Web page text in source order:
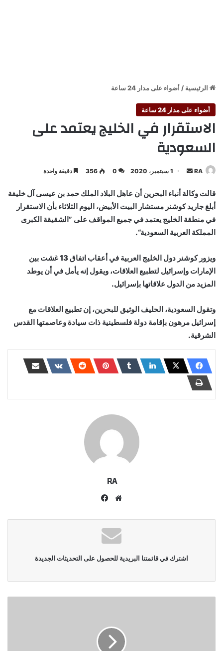
الرئيسية / أضواء على مدار 24 ساعة
أضواء على مدار 24 ساعة
الاستقرار في الخليج يعتمد على
السعودية
RA
أرسل
إلكترونيا
1 سبتمبر، 2020 0
356 دقيقة واحدة
قالت وكالة أنباء البحرين أن عاهل البلاد الملك حمد بن عيسى آل خليفة
أبلغ جاريد كوشنر مستشار البيت الأبيض، اليوم الثلاثاء بأن الاستقرار
في منطقة الخليج يعتمد في جميع المواقف على ”الشقيقة الكبرى
المملكة العربية السعودية“.
ويزور كوشنر دول الخليج العربية في أعقاب اتفاق 13 غشت بين
الإمارات وإسرائيل لتطبيع العلاقات، ويقول إنه يأمل في أن يوطد
المزيد من الدول علاقاتها بإسرائيل.
وتقول السعودية، الحليف الوثيق للبحرين، إن تطبيع العلاقات مع
إسرائيل مرهون بإقامة دولة فلسطينية ذات سيادة وعاصمتها القدس
الشرقية.
RA
موقع
اشترك في قائمتنا البريدية للحصول على التحديثات الجديدة